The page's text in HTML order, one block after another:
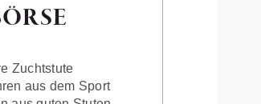
Zuchtstute
aus dem Sport